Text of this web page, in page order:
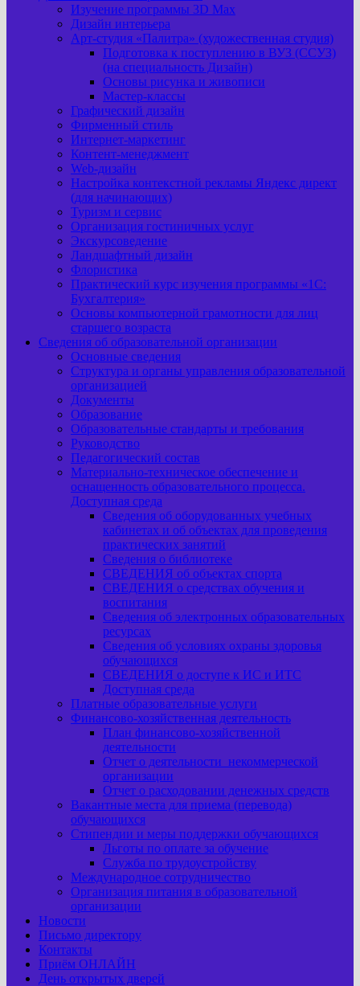
Изучение программы 3D Max
Дизайн интерьера
Арт-cтудия «Палитра» (художественная студия)
Подготовка к поступлению в ВУЗ (ССУЗ)
(на специальность Дизайн)
Основы рисунка и живописи
Мастер-классы
Графический дизайн
Фирменный стиль
Интернет-маркетинг
Контент-менеджмент
Web-дизайн
Настройка контекстной рекламы Яндекс директ
(для начинающих)
Туризм и сервис
Организация гостиничных услуг
Экскурсоведение
Ландшафтный дизайн
Флористика
Практический курс изучения программы «1С:
Бухгалтерия»
Основы компьютерной грамотности для лиц
старшего возраста
Сведения об образовательной организации
Основные сведения
Структура и органы управления образовательной
организацией
Документы
Образование
Образовательные стандарты и требования
Руководство
Педагогический состав
Материально-техническое обеспечение и
оснащенность образовательного процесса.
Доступная среда
Сведения об оборудованных учебных
кабинетах и об объектах для проведения
практических занятий
Сведения о библиотеке
СВЕДЕНИЯ об объектах спорта
СВЕДЕНИЯ о средствах обучения и
воспитания
Сведения об электронных образовательных
ресурсах
Сведения об условиях охраны здоровья
обучающихся
СВЕДЕНИЯ о доступе к ИС и ИТС
Доступная среда
Платные образовательные услуги
Финансово-хозяйственная деятельность
План финансово-хозяйственной
деятельности
Отчет о деятельности некоммерческой
организации
Отчет о расходовании денежных средств
Вакантные места для приема (перевода)
обучающихся
Стипендии и меры поддержки обучающихся
Льготы по оплате за обучение
Служба по трудоустройству
Международное сотрудничество
Организация питания в образовательной
организации
Новости
Письмо директору
Контакты
Приём ОНЛАЙН
День открытых дверей